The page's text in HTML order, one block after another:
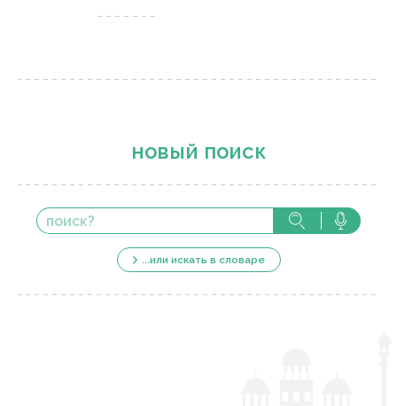
новый поиск
...или искать в словаре